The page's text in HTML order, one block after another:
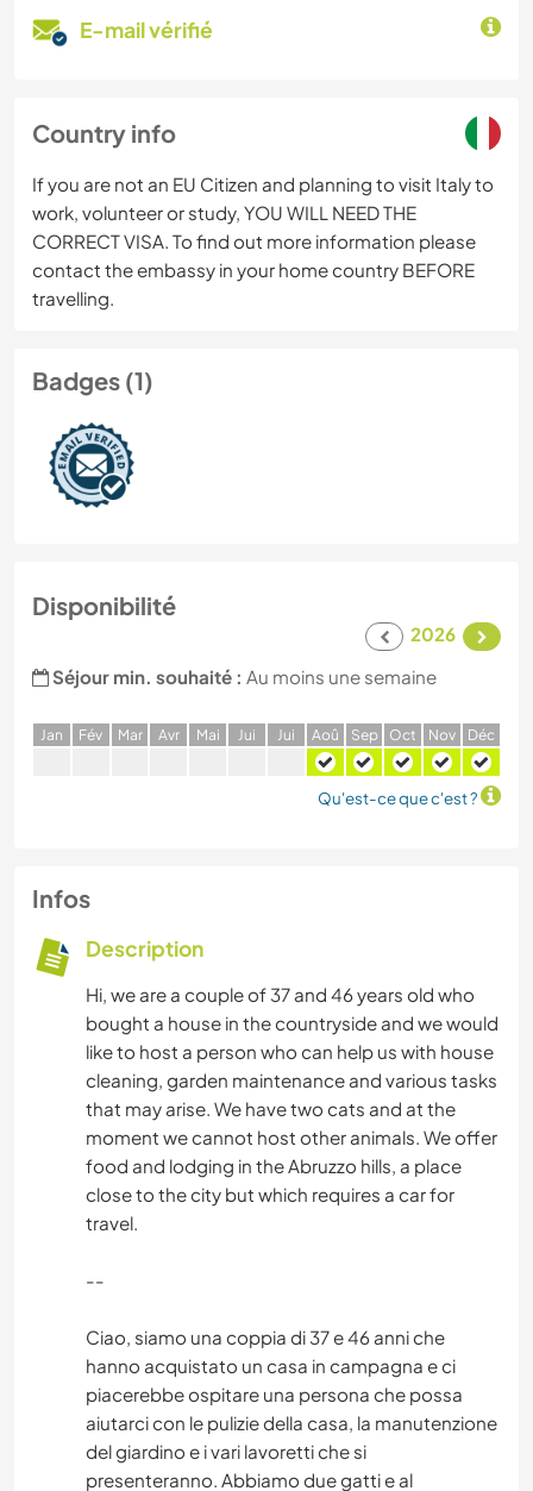
E-mail vérifié
Country info
If you are not an EU Citizen and planning to visit Italy to
work, volunteer or study, YOU WILL NEED THE
CORRECT VISA. To find out more information please
contact the embassy in your home country BEFORE
travelling.
Badges (1)
Disponibilité
2026
Séjour min. souhaité : Au moins une semaine
Jan Fév Mar Avr Mai Jui Jui Aoû Sep Oct Nov Déc
Qu'est-ce que c'est ?
Infos
Description
Hi, we are a couple of 37 and 46 years old who
bought a house in the countryside and we would
like to host a person who can help us with house
cleaning, garden maintenance and various tasks
that may arise. We have two cats and at the
moment we cannot host other animals. We offer
food and lodging in the Abruzzo hills, a place
close to the city but which requires a car for
travel.
--
Ciao, siamo una coppia di 37 e 46 anni che
hanno acquistato un casa in campagna e ci
piacerebbe ospitare una persona che possa
aiutarci con le pulizie della casa, la manutenzione
del giardino e i vari lavoretti che si
presenteranno. Abbiamo due gatti e al